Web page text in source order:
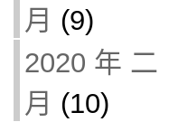
月 (9)
2020 年 二
月 (10)